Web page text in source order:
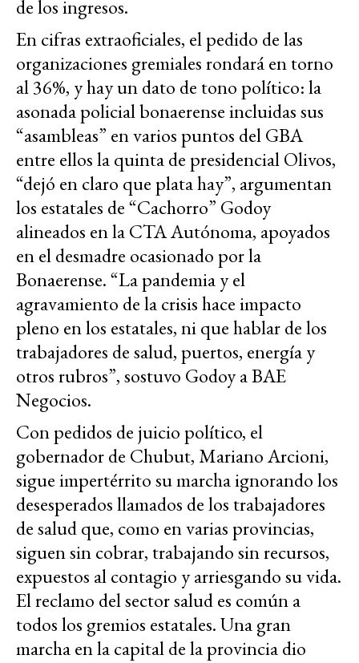
de los ingresos.
En cifras extraoficiales, el pedido de las
organizaciones gremiales rondará en torno
al 36%, y hay un dato de tono político: la
asonada policial bonaerense incluidas sus
“asambleas” en varios puntos del GBA
entre ellos la quinta de presidencial Olivos,
“dejó en claro que plata hay”, argumentan
los estatales de “Cachorro” Godoy
alineados en la CTA Autónoma, apoyados
en el desmadre ocasionado por la
Bonaerense. “La pandemia y el
agravamiento de la crisis hace impacto
pleno en los estatales, ni que hablar de los
trabajadores de salud, puertos, energía y
otros rubros”, sostuvo Godoy a BAE
Negocios.
Con pedidos de juicio político, el
gobernador de Chubut, Mariano Arcioni,
sigue impertérrito su marcha ignorando los
desesperados llamados de los trabajadores
de salud que, como en varias provincias,
siguen sin cobrar, trabajando sin recursos,
expuestos al contagio y arriesgando su vida.
El reclamo del sector salud es común a
todos los gremios estatales. Una gran
marcha en la capital de la provincia dio